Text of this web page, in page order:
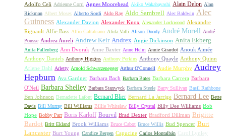
Adolfo Celi Adrienne Corri Agnes Moorehead Akiko Wakabayashi Alain Delon Alan
Rickman Albert Moses Alberto Sordi Aldo Ray Aldo Sambrell Alec Baldwin Alec
Guinness Alexander Davion Alexander Knox Alexander Lockwood Alexandre
Rignault Alfie Bass Alfio Caltabiano Alida Valli Alison Doody André Morell André
Pousse Andrea Aureli Andrew Keir Andrex Angie Dickinson Anita Ekberg
Anita Pallenberg Ann Dvorak Anne Baxter Anne Helm Annie Girardot Anouk Aimée
Anthony Daniels Anthony Higgins Anthony Perkins Anthony Quayle Anthony Quinn
Arlene Dahl Arletty Arnold Schwarzenegger Arthur O'Connell Audie Murphy Audrey
Hepburn Ava Gardner Barbara Bach Barbara Bates Barbara Carrera Barbara
O'Neil Barbara Shelley Barbara Stanwyck Barbara Steele Barry Sullivan Basil Rathbone
Ben Johnson Bernadette Lafont Bernard Blier Bernard La Jarrige Bernard Lee Bette
Davis Bill Murray Bill Williams Billie Whitelaw Billy Crystal Billy Dee Williams Bob
Hope Bobby Parr Boris Karloff Bourvil Brad Dexter Bradford Dillman
Brigitte
Bardot Britt Ekland Brook Williams Bruce Cabot Bruce Willis Bud Spencer Burt
Lancaster Burt Young Candice Bergen Capucine Carlos Montalbán Carol Lynley